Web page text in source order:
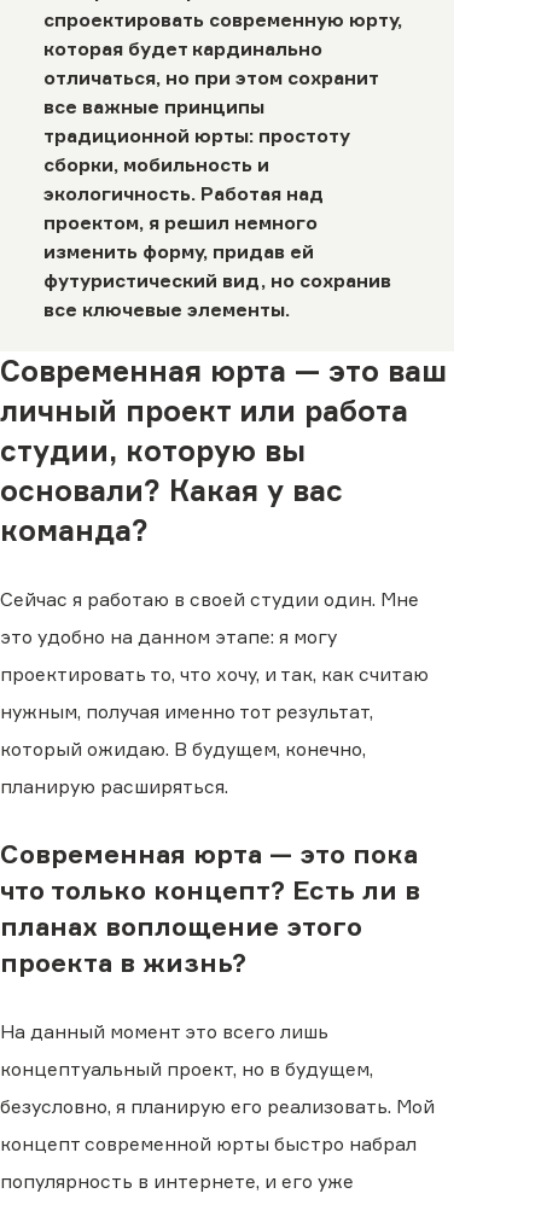
спроектировать современную юрту,
которая будет кардинально
отличаться, но при этом сохранит
все важные принципы
традиционной юрты: простоту
сборки, мобильность и
экологичность. Работая над
проектом, я решил немного
изменить форму, придав ей
футуристический вид, но сохранив
все ключевые элементы.
Современная юрта — это ваш
личный проект или работа
студии, которую вы
основали? Какая у вас
команда?
Сейчас я работаю в своей студии один. Мне
это удобно на данном этапе: я могу
проектировать то, что хочу, и так, как считаю
нужным, получая именно тот результат,
который ожидаю. В будущем, конечно,
планирую расширяться.
Современная юрта — это пока
что только концепт? Есть ли в
планах воплощение этого
проекта в жизнь?
На данный момент это всего лишь
концептуальный проект, но в будущем,
безусловно, я планирую его реализовать. Мой
концепт современной юрты быстро набрал
популярность в интернете, и его уже